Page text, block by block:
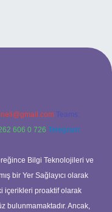
Teams:
606 0 726 Telegram:
Bilgi Teknolojileri ve
bir Yer Sağlayıcı olarak
içerikleri proaktif olarak
bulunmamaktadır. Ancak,